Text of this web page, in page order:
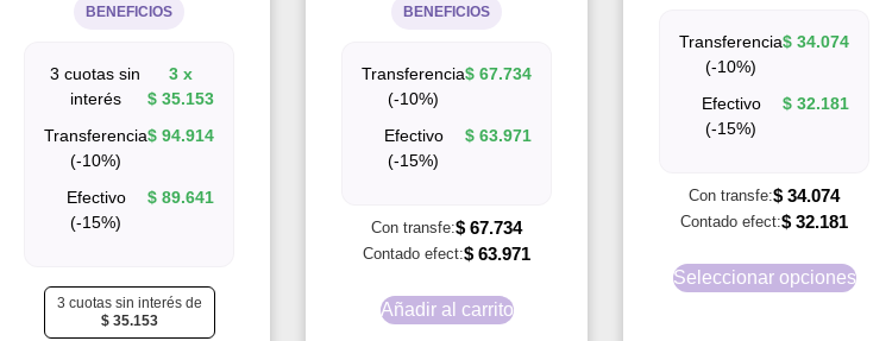
BENEFICIOS
3 cuotas sin
interés
3 x
$35.153
Transferencia
(-10%)
$ 94.914
Efectivo
(-15%)
$ 89.641
3 cuotas sin interés de
$35.153
BENEFICIOS
Transferencia
(-10%)
$ 67.734
Efectivo
(-15%)
$ 63.971
Con transfe:$ 67.734
Contado efect:$ 63.971
Añadir al carrito
Transferencia
(-10%)
$ 34.074
Efectivo
(-15%)
$ 32.181
Con transfe:$ 34.074
Contado efect:$ 32.181
Seleccionar opciones